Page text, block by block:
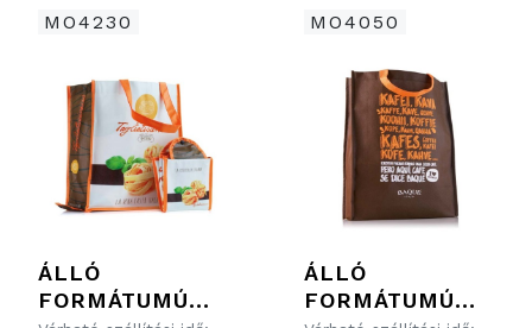
MO4230
ÁLLÓ
FORMÁTUMÚ
MO4050
ÁLLÓ
FORMÁTUMÚ